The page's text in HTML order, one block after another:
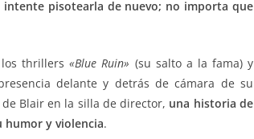
pisotearla de nuevo; no importa que
thrillers«Blue Ruin» (su salto a la fama) y
delante y detrás de cámara de su
Blair en la silla de director, una historia de
humor y violencia.